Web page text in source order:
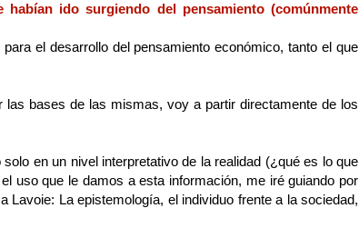
habían ido surgiendo del pensamiento (comúnmente
el desarrollo del pensamiento económico, tanto el que
bases de las mismas, voy a partir directamente de los
en un nivel interpretativo de la realidad (¿qué es lo que
uso que le damos a esta información, me iré guiando por
La epistemología, el individuo frente a la sociedad,